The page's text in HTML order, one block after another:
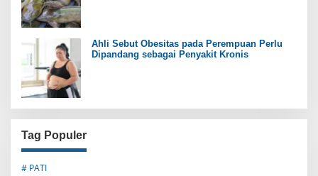
Ahli Sebut Obesitas pada Perempuan Perlu
Dipandang sebagai Penyakit Kronis
Tag Populer
# PATI